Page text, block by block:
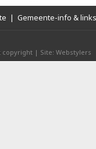
| Gemeente-info & links
copyright | Site: Webstylers